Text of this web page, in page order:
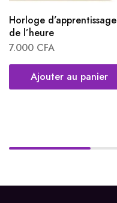
Horloge d’apprentissage
de l’heure
7.000 CFA
Ajouter au panier